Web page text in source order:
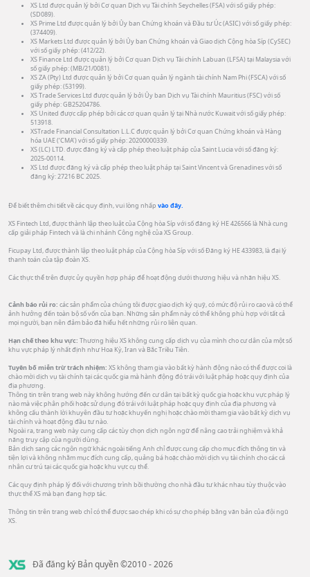
XS Ltd được quản lý bởi Cơ quan Dịch vụ Tài chính Seychelles (FSA) với số giấy phép:
(SD089).
XS Prime Ltd được quản lý bởi Ủy ban Chứng khoán và Đầu tư Úc (ASIC) với số giấy phép:
(374409).
XS Markets Ltd được quản lý bởi Ủy ban Chứng khoán và Giao dịch Cộng hòa Síp (CySEC)
với số giấy phép: (412/22).
XS Finance Ltd được quản lý bởi Cơ quan Dịch vụ Tài chính Labuan (LFSA) tại Malaysia với
số giấy phép: (MB/21/0081).
XS ZA (Pty) Ltd được quản lý bởi Cơ quan quản lý ngành tài chính Nam Phi (FSCA) với số
giấy phép: (53199).
XS Trade Services Ltd được quản lý bởi Ủy ban Dịch vụ Tài chính Mauritius (FSC) với số
giấy phép: GB25204786.
XS United được cấp phép bởi các cơ quan quản lý tại Nhà nước Kuwait với số giấy phép:
513918.
XSTrade Financial Consultation L.L.C được quản lý bởi Cơ quan Chứng khoán và Hàng
hóa UAE (‘CMA’) với số giấy phép: 20200000339.
XS (LC) LTD. được đăng ký và cấp phép theo luật pháp của Saint Lucia với số đăng ký:
2025-00114.
XS Ltd được đăng ký và cấp phép theo luật pháp tại Saint Vincent và Grenadines với số
đăng ký: 27216 BC 2025.
Để biết thêm chi tiết về các quy định, vui lòng nhấp vào đây.
XS Fintech Ltd, được thành lập theo luật của Cộng hòa Síp với số đăng ký HE 426566 là Nhà cung
cấp giải pháp Fintech và là chi nhánh Công nghệ của XS Group.
Ficupay Ltd, được thành lập theo luật pháp của Cộng hòa Síp với số Đăng ký HE 433983, là đại lý
thanh toán của tập đoàn XS.
Các thực thể trên được ủy quyền hợp pháp để hoạt động dưới thương hiệu và nhãn hiệu XS.
Cảnh báo rủi ro: các sản phẩm của chúng tôi được giao dịch ký quỹ, có mức độ rủi ro cao và có thể
ảnh hưởng đến toàn bộ số vốn của bạn. Những sản phẩm này có thể không phù hợp với tất cả
mọi người, bạn nên đảm bảo đã hiểu hết những rủi ro liên quan.
Hạn chế theo khu vực: Thương hiệu XS không cung cấp dịch vụ của mình cho cư dân của một số
khu vực pháp lý nhất định như Hoa Kỳ, Iran và Bắc Triều Tiên.
Tuyên bố miễn trừ trách nhiệm: XS không tham gia vào bất kỳ hành động nào có thể được coi là
chào mời dịch vụ tài chính tại các quốc gia mà hành động đó trái với luật pháp hoặc quy định của
địa phương.
Thông tin trên trang web này không hướng đến cư dân tại bất kỳ quốc gia hoặc khu vực pháp lý
nào mà việc phân phối hoặc sử dụng đó trái với luật pháp hoặc quy định của địa phương và
không cấu thành lời khuyên đầu tư hoặc khuyến nghị hoặc chào mời tham gia vào bất kỳ dịch vụ
tài chính và hoạt động đầu tư nào.
Ngoài ra, trang web này cung cấp các tùy chọn dịch ngôn ngữ để nâng cao trải nghiệm và khả
năng truy cập của người dùng.
Bản dịch sang các ngôn ngữ khác ngoài tiếng Anh chỉ được cung cấp cho mục đích thông tin và
tiện lợi và không nhằm mục đích cung cấp, quảng bá hoặc chào mời dịch vụ tài chính cho các cá
nhân cư trú tại các quốc gia hoặc khu vực cụ thể.
Các quy định pháp lý đối với chương trình bồi thường cho nhà đầu tư khác nhau tùy thuộc vào
thực thể XS mà bạn đang hợp tác.
Thông tin trên trang web chỉ có thể được sao chép khi có sự cho phép bằng văn bản của đội ngũ
XS.
Đã đăng ký Bản quyền ©2010 - 2026